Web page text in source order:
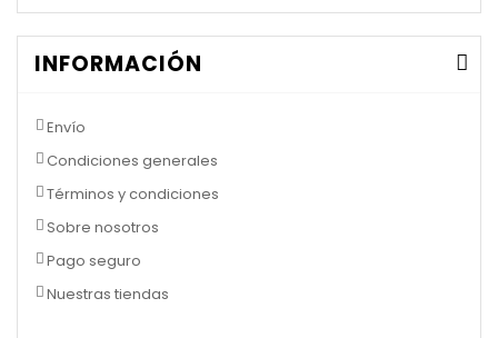
INFORMACIÓN
Envío
Condiciones generales
Términos y condiciones
Sobre nosotros
Pago seguro
Nuestras tiendas